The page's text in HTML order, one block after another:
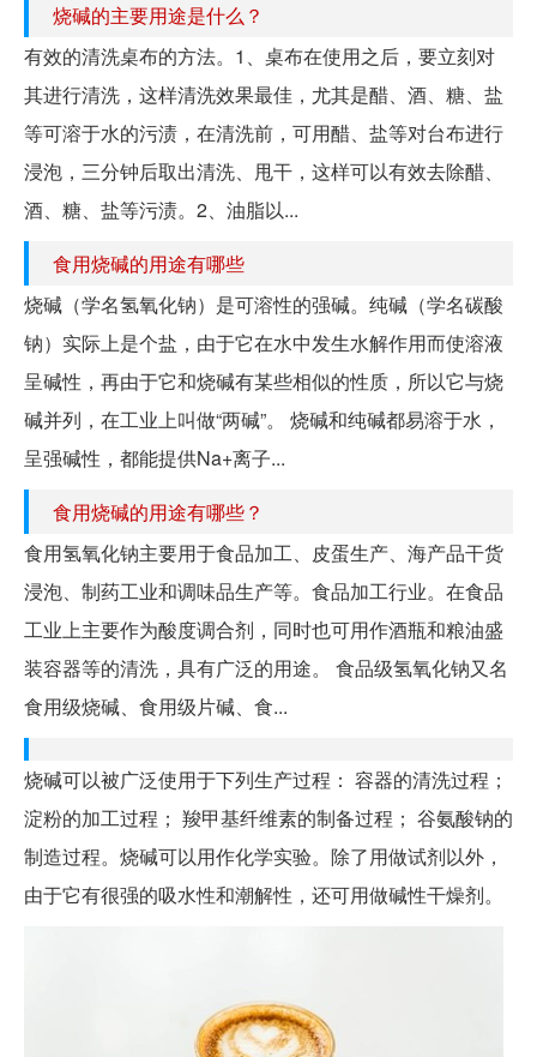
烧碱的主要用途是什么？
有效的清洗桌布的方法。1、桌布在使用之后，要立刻对
其进行清洗，这样清洗效果最佳，尤其是醋、酒、糖、盐
等可溶于水的污渍，在清洗前，可用醋、盐等对台布进行
浸泡，三分钟后取出清洗、甩干，这样可以有效去除醋、
酒、糖、盐等污渍。2、油脂以...
食用烧碱的用途有哪些
烧碱（学名氢氧化钠）是可溶性的强碱。纯碱（学名碳酸
钠）实际上是个盐，由于它在水中发生水解作用而使溶液
呈碱性，再由于它和烧碱有某些相似的性质，所以它与烧
碱并列，在工业上叫做“两碱”。 烧碱和纯碱都易溶于水，
呈强碱性，都能提供Na+离子...
食用烧碱的用途有哪些？
食用氢氧化钠主要用于食品加工、皮蛋生产、海产品干货
浸泡、制药工业和调味品生产等。食品加工行业。在食品
工业上主要作为酸度调合剂，同时也可用作酒瓶和粮油盛
装容器等的清洗，具有广泛的用途。 食品级氢氧化钠又名
食用级烧碱、食用级片碱、食...
烧碱可以被广泛使用于下列生产过程： 容器的清洗过程；
淀粉的加工过程； 羧甲基纤维素的制备过程； 谷氨酸钠的
制造过程。烧碱可以用作化学实验。除了用做试剂以外，
由于它有很强的吸水性和潮解性，还可用做碱性干燥剂。